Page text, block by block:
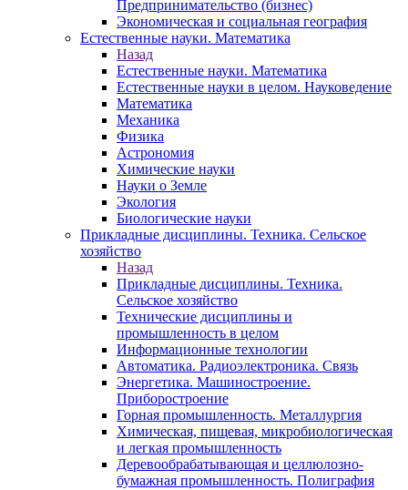
Предпринимательство (бизнес)
Экономическая и социальная география
Естественные науки. Математика
Назад
Естественные науки. Математика
Естественные науки в целом. Науковедение
Математика
Механика
Физика
Астрономия
Химические науки
Науки о Земле
Экология
Биологические науки
Прикладные дисциплины. Техника. Сельское
хозяйство
Назад
Прикладные дисциплины. Техника.
Сельское хозяйство
Технические дисциплины и
промышленность в целом
Информационные технологии
Автоматика. Радиоэлектроника. Связь
Энергетика. Машиностроение.
Приборостроение
Горная промышленность. Металлургия
Химическая, пищевая, микробиологическая
и легкая промышленность
Деревообрабатывающая и целлюлозно-
бумажная промышленность. Полиграфия